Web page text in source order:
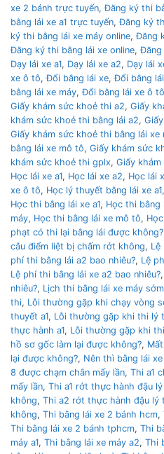
xe 2 bánh trực tuyến,Đăng ký thi
bằng lái xe a1 trực tuyến,Đăng ký
ký thi bằng lái xe máy online,Đăng
Đăng ký thi bằng lái xe online,Đăng
Dạy lái xe a1, Dạy lái xe a2, Dạy lái
xe ô tô,Đổi bằng lái xe,Đổi bằng lái
bằng lái xe máy,Đổi bằng lái xe ô tô
Giấy khám sức khoẻ thi a2, Giấy
khám sức khoẻ thi bằng lái a2,
Giấy khám sức khoẻ thi bằng lái xe
bằng lái xe mô tô, Giấy khám sức
khám sức khoẻ thi gplx, Giấy
Học lái xe a1, Học lái xe a2, Học lái
xe ô tô, Học lý thuyết bằng lái xe a1,
Học thi bằng lái xe a1, Học thi bằng
máy, Học thi bằng lái xe mô tô,
phạt có thi lại bằng lái được không?
câu điểm liệt bị chấm rớt không, Lệ
phí thi bằng lái a2 bao nhiêu?, Lệ
Lệ phí thi bằng lái xe a2 bao nhiêu?,
nhiêu?, Lịch thi bằng lái xe máy sớm
thi, Lỗi thường gặp khi chạy vòng
thuyết a1, Lỗi thường gặp khi thi lý
thực hành a1, Lỗi thường gặp khi
hồ sơ gốc làm lại được không?,
lại được không?, Nên thì bằng lái
8 được chạm chân mấy lần, Thi a1
mấy lần, Thi a1 rớt thực hành đậu
không, Thi a2 rớt thực hành đậu lý
không, Thi bằng lái xe 2 bánh hcm,
Thi bằng lái xe 2 bánh tphcm, Thi
máy a1, Thi bằng lái xe máy a2, Thi